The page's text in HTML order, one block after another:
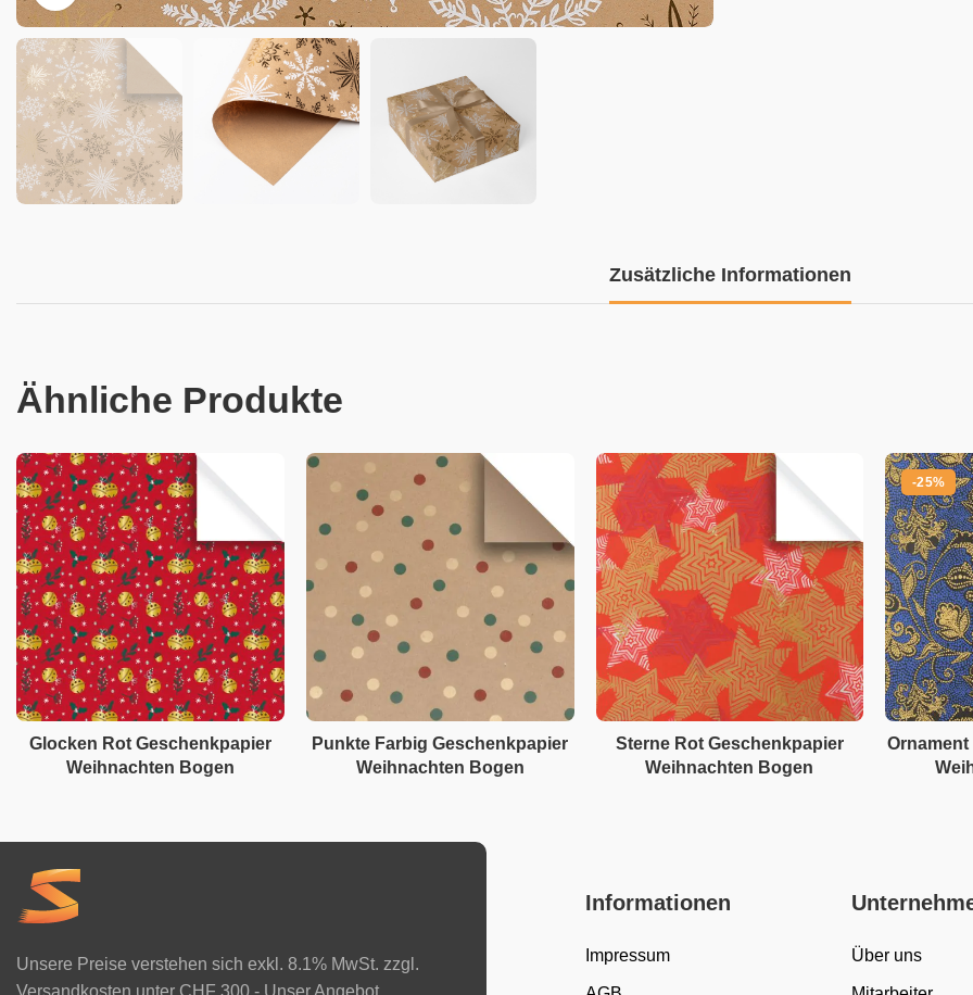
Zusätzliche Informationen
Ähnliche Produkte
Glocken Rot Geschenkpapier
Weihnachten Bogen
Punkte Farbig Geschenkpapier
Weihnachten Bogen
Sterne Rot Geschenkpapier
Weihnachten Bogen
-25%
Unsere Preise verstehen sich exkl. 8.1% MwSt. zzgl.
Versandkosten unter CHF 300.- Unser Angebot
Informationen
Impressum Über uns